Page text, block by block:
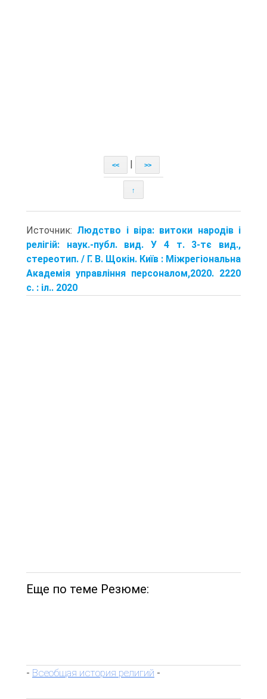
<< >>
↑
Источник: Людство і віра: витоки народів і
релігій: наук.-публ. вид. У 4 т. 3-тє вид.,
стереотип. / Г. В. Щокін. Київ : Міжрегіональна
Академія управління персоналом,2020. 2220
с. : іл.. 2020
Еще по теме Резюме:
- Всеобщая история религий -